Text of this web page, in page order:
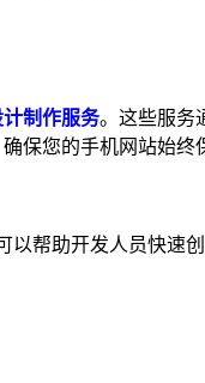
制作服务。这些服务
保您的手机网站始终
帮助开发人员快速